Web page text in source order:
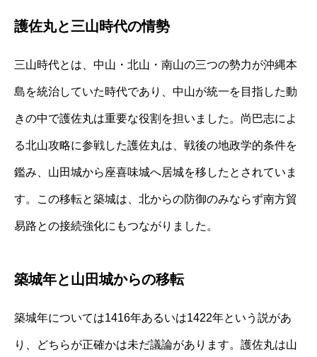
護佐丸と三山時代の情勢
三山時代とは、中山・北山・南山の三つの勢力が沖縄本
島を統治していた時代であり、中山が統一を目指した動
きの中で護佐丸は重要な役割を担いました。尚巴志によ
る北山攻略に参戦した護佐丸は、戦後の地政学的条件を
鑑み、山田城から座喜味城へ居城を移したとされていま
す。この移転と築城は、北からの防御のみならず南方貿
易路との接続強化にもつながりました。
築城年と山田城からの移転
築城年については1416年あるいは1422年という説があ
り、どちらが正確かは未だ議論があります。護佐丸は山